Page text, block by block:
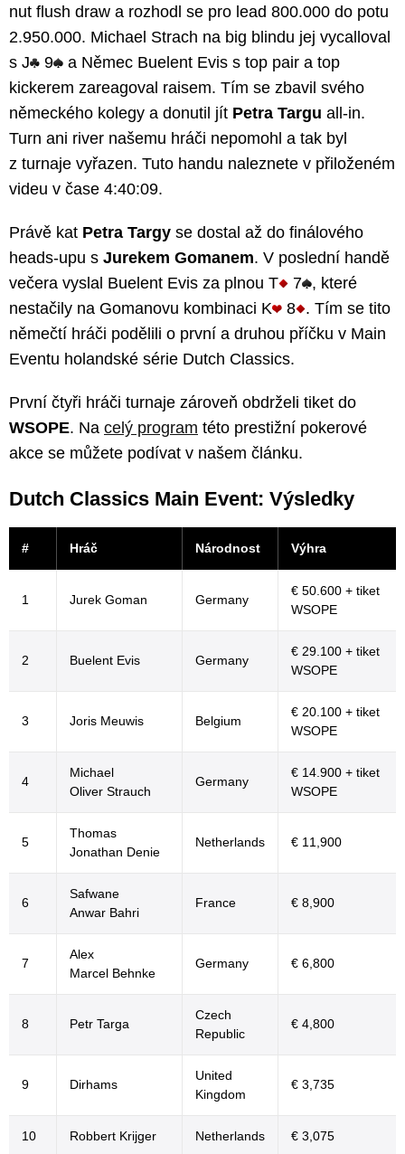
nut flush draw a rozhodl se pro lead 800.000 do potu
2.950.000. Michael Strach na big blindu jej vycalloval
s J
9
a Němec Buelent Evis s top pair a top
kickerem zareagoval raisem. Tím se zbavil svého
německého kolegy a donutil jít Petra Targu all-in.
Turn ani river našemu hráči nepomohl a tak byl
z turnaje vyřazen. Tuto handu naleznete v přiloženém
videu v čase 4:40:09.
Právě kat Petra Targy se dostal až do finálového
heads-upu s Jurekem Gomanem. V poslední handě
večera vyslal Buelent Evis za plnou T
7 , které
nestačily na Gomanovu kombinaci K
8 . Tím se tito
němečtí hráči podělili o první a druhou příčku v Main
Eventu holandské série Dutch Classics.
První čtyři hráči turnaje zároveň obdrželi tiket do
WSOPE. Na celý program této prestižní pokerové
akce se můžete podívat v našem článku.
Dutch Classics Main Event: Výsledky
# Hráč Národnost Výhra
1 Jurek Goman Germany
€ 50.600 + tiket
WSOPE
2 Buelent Evis Germany
€ 29.100 + tiket
WSOPE
3 Joris Meuwis Belgium
€ 20.100 + tiket
WSOPE
4
Michael
Oliver Strauch
Germany
€ 14.900 + tiket
WSOPE
5
Thomas
Jonathan Denie
Netherlands € 11,900
6
Safwane
Anwar Bahri
France € 8,900
7
Alex
Marcel Behnke
Germany € 6,800
8 Petr Targa
Czech
Republic
€ 4,800
9 Dirhams
United
Kingdom
€ 3,735
10 Robbert Krijger Netherlands € 3,075